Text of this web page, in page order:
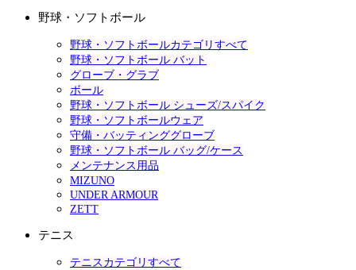
野球・ソフトボール
野球・ソフトボールカテゴリすべて
野球・ソフトボール バット
グローブ・グラブ
ボール
野球・ソフトボール シューズ/スパイク
野球・ソフトボールウェア
守備・バッティンググローブ
野球・ソフトボール バッグ/ケース
メンテナンス用品
MIZUNO
UNDER ARMOUR
ZETT
テニス
テニスカテゴリすべて